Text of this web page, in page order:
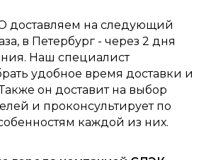
Каталог
0
доставляем на следующий
в Петербург - через 2 дня
Наш специалист
удобное время доставки и
он доставит на выбор
и проконсультирует по
каждой из них.